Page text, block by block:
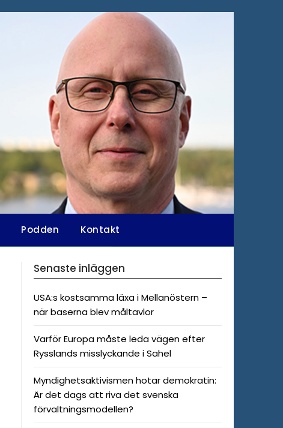
Podden Kontakt
Senaste inläggen
USA:s kostsamma läxa i Mellanöstern –
när baserna blev måltavlor
Varför Europa måste leda vägen efter
Rysslands misslyckande i Sahel
Myndighetsaktivismen hotar demokratin:
Är det dags att riva det svenska
förvaltningsmodellen?